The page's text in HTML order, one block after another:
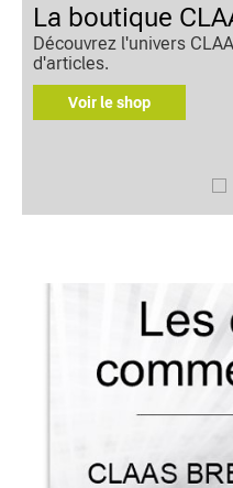
La boutique
Découvrez l'univers
d'articles.
Voir le shop